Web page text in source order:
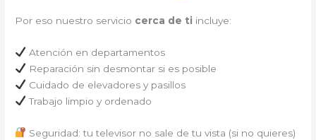
Por eso nuestro servicio cerca de ti incluye:
Atención en departamentos
Reparación sin desmontar si es posible
Cuidado de elevadores y pasillos
Trabajo limpio y ordenado
Seguridad: tu televisor no sale de tu vista (si no quieres)